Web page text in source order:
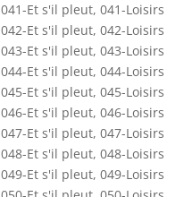
041-Et s'il pleut, 041-Loisirs
042-Et s'il pleut, 042-Loisirs
043-Et s'il pleut, 043-Loisirs
044-Et s'il pleut, 044-Loisirs
045-Et s'il pleut, 045-Loisirs
046-Et s'il pleut, 046-Loisirs
047-Et s'il pleut, 047-Loisirs
048-Et s'il pleut, 048-Loisirs
049-Et s'il pleut, 049-Loisirs